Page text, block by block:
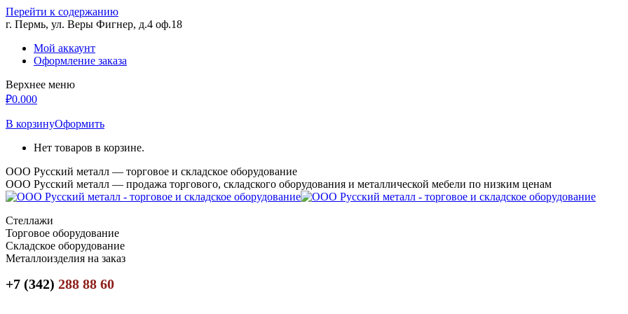
Перейти к содержанию
г. Пермь, ул. Веры Фигнер, д.4 оф.18
Мой аккаунт
Оформление заказа
Верхнее меню
₽0.000
В корзинуОформить
Нет товаров в корзине.
ООО Русский металл — торговое и складское оборудование
ООО Русский металл — продажа торгового, складского оборудования и металлической мебели по низким ценам
Стеллажи
Торговое оборудование
Складское оборудование
Металлоизделия на заказ
+7 (342) 288 88 60